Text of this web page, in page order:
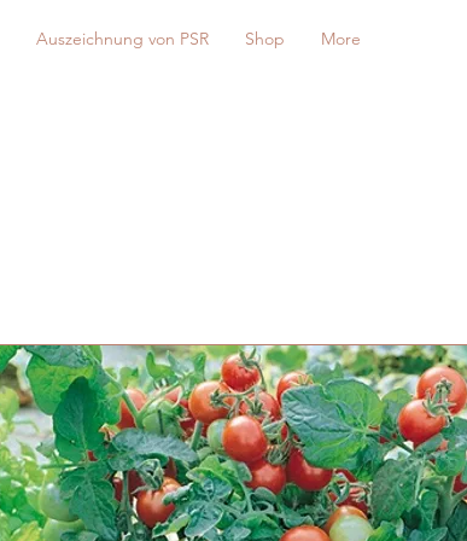
Auszeichnung von PSR Shop More